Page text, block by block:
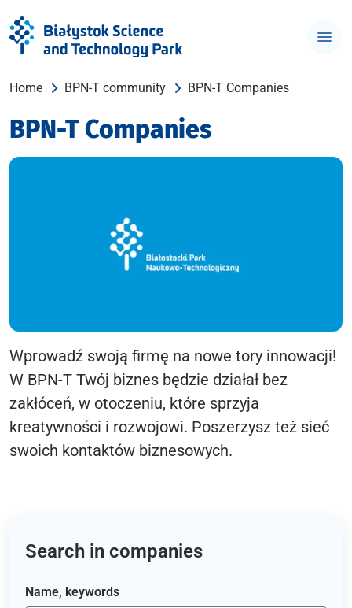
Home BPN-T community BPN-T Companies
BPN-T Companies
Wprowadź swoją firmę na nowe tory innowacji!
W BPN-T Twój biznes będzie działał bez
zakłóceń, w otoczeniu, które sprzyja
kreatywności i rozwojowi. Poszerzysz też sieć
swoich kontaktów biznesowych.
Search in companies
Name, keywords